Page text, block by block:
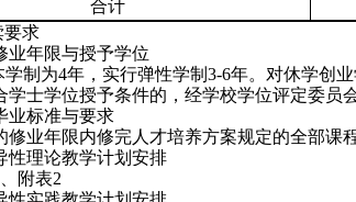
合计
要求
业年限与授予学位
学制为4年，实行弹性学制3-6年。对休学创
学士学位授予条件的，经学校学位评定委员
业标准与要求
修业年限内修完人才培养方案规定的全部课
性理论教学计划安排
附表2